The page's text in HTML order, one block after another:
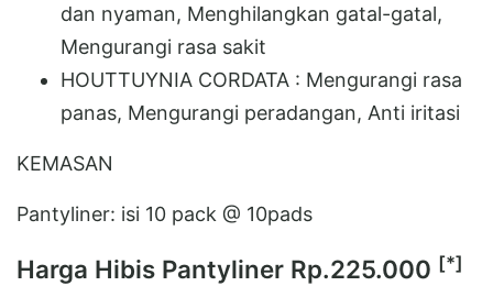
dan nyaman, Menghilangkan gatal-gatal,
Mengurangi rasa sakit
HOUTTUYNIA CORDATA : Mengurangi rasa
panas, Mengurangi peradangan, Anti iritasi
KEMASAN
Pantyliner: isi 10 pack @ 10pads
Harga Hibis Pantyliner Rp.225.000 [*]